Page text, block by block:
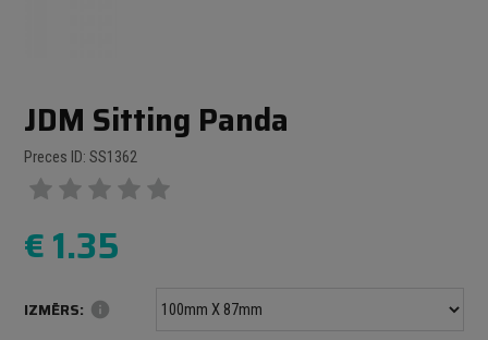
JDM Sitting Panda
Preces ID: SS1362
€1.35
IZMĒRS: info